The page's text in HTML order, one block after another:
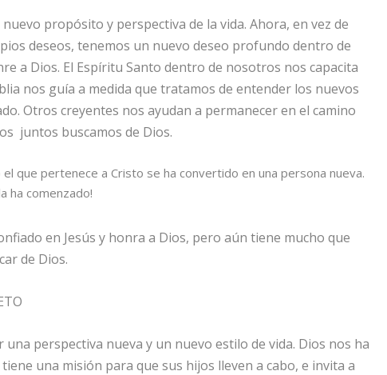
propósito y perspectiva de la vida. Ahora, en vez de
deseos, tenemos un nuevo deseo profundo dentro de
a Dios. El Espíritu Santo dentro de nosotros nos capacita
nos guía a medida que tratamos de entender los nuevos
Otros creyentes nos ayudan a permanecer en el camino
juntos buscamos de Dios.
que pertenece a Cristo se ha convertido en una persona nueva.
ha comenzado!
en Jesús y honra a Dios, pero aún tiene mucho que
de Dios.
perspectiva nueva y un nuevo estilo de vida. Dios nos ha
una misión para que sus hijos lleven a cabo, e invita a